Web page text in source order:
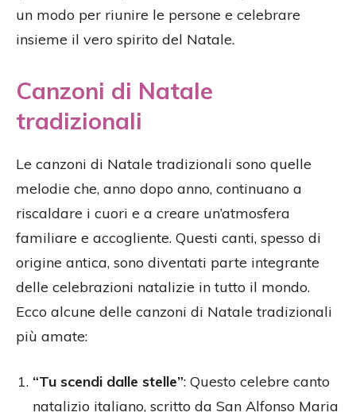
un modo per riunire le persone e celebrare
insieme il vero spirito del Natale.
Canzoni di Natale
tradizionali
Le canzoni di Natale tradizionali sono quelle
melodie che, anno dopo anno, continuano a
riscaldare i cuori e a creare un’atmosfera
familiare e accogliente. Questi canti, spesso di
origine antica, sono diventati parte integrante
delle celebrazioni natalizie in tutto il mondo.
Ecco alcune delle canzoni di Natale tradizionali
più amate:
“Tu scendi dalle stelle”: Questo celebre canto
natalizio italiano, scritto da San Alfonso Maria